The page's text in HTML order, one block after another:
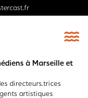
à Marseille et
directeurs.trices
artistiques